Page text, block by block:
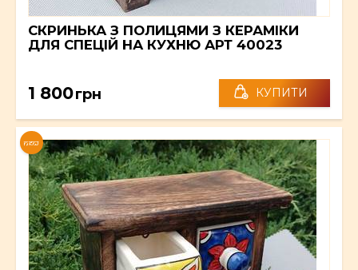
СКРИНЬКА З ПОЛИЦЯМИ З КЕРАМІКИ
ДЛЯ СПЕЦІЙ НА КУХНЮ АРТ 40023
1 800грн КУПИТИ
NEW